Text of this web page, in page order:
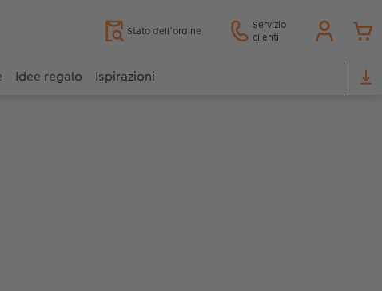
Stato dell’ordine
Servizio
clienti
Idee regalo Ispirazioni